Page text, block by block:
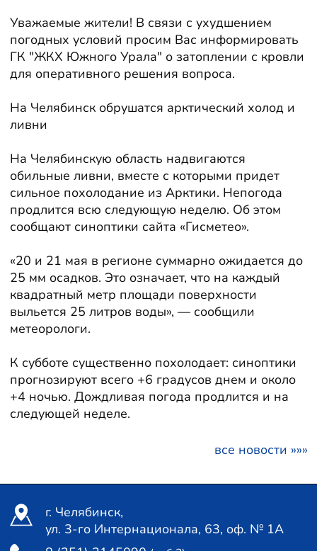
Уважаемые жители! В связи с ухудшением
погодных условий просим Вас информировать
ГК "ЖКХ Южного Урала" о затоплении с кровли
для оперативного решения вопроса.
На Челябинск обрушатся арктический холод и
ливни
На Челябинскую область надвигаются
обильные ливни, вместе с которыми придет
сильное похолодание из Арктики. Непогода
продлится всю следующую неделю. Об этом
сообщают синоптики сайта «Гисметео».
«20 и 21 мая в регионе суммарно ожидается до
25 мм осадков. Это означает, что на каждый
квадратный метр площади поверхности
выльется 25 литров воды», — сообщили
метеорологи.
К субботе существенно похолодает: синоптики
прогнозируют всего +6 градусов днем и около
+4 ночью. Дождливая погода продлится и на
следующей неделе.
все новости »»»
г. Челябинск,
ул. 3-го Интернационала, 63, оф. № 1А